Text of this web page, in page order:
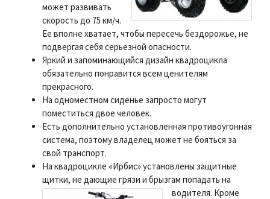
может развивать
скорость до 75 км/ч.
Ее вполне хватает, чтобы пересечь бездорожье, не
подвергая себя серьезной опасности.
Яркий и запоминающийся дизайн квадроцикла
обязательно понравится всем ценителям
прекрасного.
На одноместном сиденье запросто могут
поместиться двое человек.
Есть дополнительно установленная противоугонная
система, поэтому владелец может не бояться за
свой транспорт.
На квадроцикле «Ирбис» установлены защитные
щитки, не дающие грязи и брызгам попадать на
водителя. Кроме